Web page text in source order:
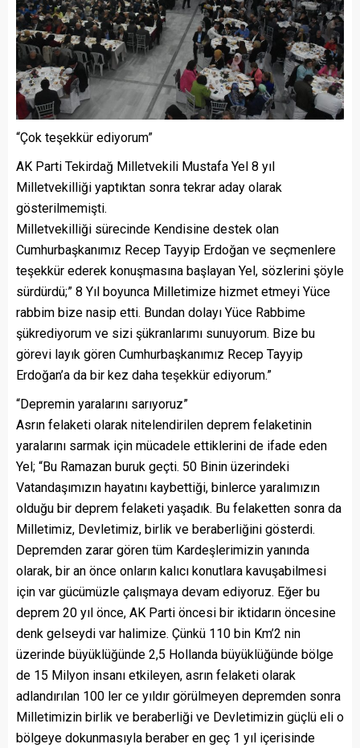
“Çok teşekkür ediyorum”
AK Parti Tekirdağ Milletvekili Mustafa Yel 8 yıl
Milletvekilliği yaptıktan sonra tekrar aday olarak
gösterilmemişti.
Milletvekilliği sürecinde Kendisine destek olan
Cumhurbaşkanımız Recep Tayyip Erdoğan ve seçmenlere
teşekkür ederek konuşmasına başlayan Yel, sözlerini şöyle
sürdürdü;” 8 Yıl boyunca Milletimize hizmet etmeyi Yüce
rabbim bize nasip etti. Bundan dolayı Yüce Rabbime
şükrediyorum ve sizi şükranlarımı sunuyorum. Bize bu
görevi layık gören Cumhurbaşkanımız Recep Tayyip
Erdoğan’a da bir kez daha teşekkür ediyorum.”
“Depremin yaralarını sarıyoruz”
Asrın felaketi olarak nitelendirilen deprem felaketinin
yaralarını sarmak için mücadele ettiklerini de ifade eden
Yel; “Bu Ramazan buruk geçti. 50 Binin üzerindeki
Vatandaşımızın hayatını kaybettiği, binlerce yaralımızın
olduğu bir deprem felaketi yaşadık. Bu felaketten sonra da
Milletimiz, Devletimiz, birlik ve beraberliğini gösterdi.
Depremden zarar gören tüm Kardeşlerimizin yanında
olarak, bir an önce onların kalıcı konutlara kavuşabilmesi
için var gücümüzle çalışmaya devam ediyoruz. Eğer bu
deprem 20 yıl önce, AK Parti öncesi bir iktidarın öncesine
denk gelseydi var halimize. Çünkü 110 bin Km’2 nin
üzerinde büyüklüğünde 2,5 Hollanda büyüklüğünde bölge
de 15 Milyon insanı etkileyen, asrın felaketi olarak
adlandırılan 100 ler ce yıldır görülmeyen depremden sonra
Milletimizin birlik ve beraberliği ve Devletimizin güçlü eli o
bölgeye dokunmasıyla beraber en geç 1 yıl içerisinde